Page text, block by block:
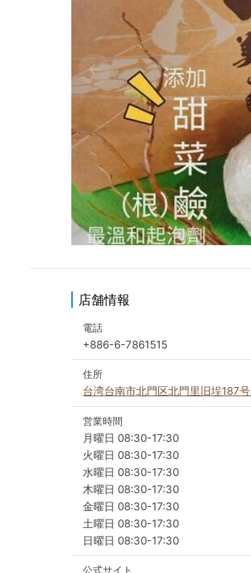
店舗情報
電話
+886-6-7861515
住所
台湾台南市北門区北門里旧埕187号
営業時間
月曜日 08:30-17:30
火曜日 08:30-17:30
水曜日 08:30-17:30
木曜日 08:30-17:30
金曜日 08:30-17:30
土曜日 08:30-17:30
日曜日 08:30-17:30
公式サイト